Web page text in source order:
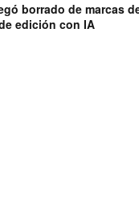
borrado de marcas
edición con IA